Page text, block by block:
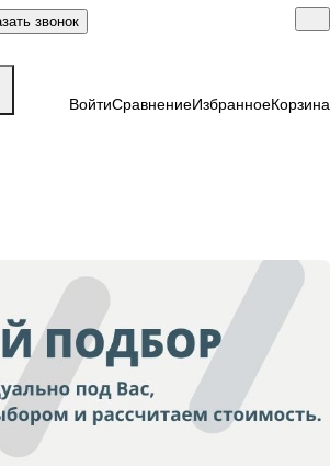
звонок
ВойтиСравнениеИзбранноеКорзина